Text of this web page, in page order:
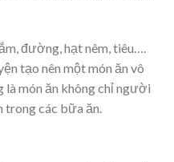
đường, hạt nêm, tiêu….
tạo nên một món ăn vô
là món ăn không chỉ người
trong các bữa ăn.